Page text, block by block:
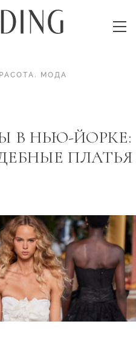
. МОДА
В НЬЮ-ЙОРКЕ:
ПЛАТЬЯ